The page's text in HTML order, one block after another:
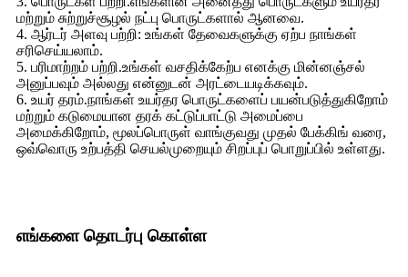
மற்றும் சுற்றுச்சூழல் நட்பு பொருட்களால் ஆனவை.
4. ஆர்டர் அளவு பற்றி: உங்கள் தேவைகளுக்கு ஏற்ப நாங்கள்
சரிசெய்யலாம்.
5. பரிமாற்றம் பற்றி.உங்கள் வசதிக்கேற்ப எனக்கு மின்னஞ்சல்
அனுப்பவும் அல்லது என்னுடன் அரட்டையடிக்கவும்.
6. உயர் தரம்.நாங்கள் உயர்தர பொருட்களைப் பயன்படுத்துகிறோம்
மற்றும் கடுமையான தரக் கட்டுப்பாட்டு அமைப்பை
அமைக்கிறோம், மூலப்பொருள் வாங்குவது முதல் பேக்கிங் வரை,
ஒவ்வொரு உற்பத்தி செயல்முறையும் சிறப்புப் பொறுப்பில் உள்ளது.
எங்களை தொடர்பு கொள்ள